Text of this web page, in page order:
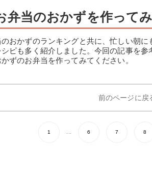
弁当のおかずを作って
のおかずのランキングと共に、忙しい朝
ピも多く紹介しました。今回の記事を
ずのお弁当を作ってみてください。
前のページに戻
1 6 7 8